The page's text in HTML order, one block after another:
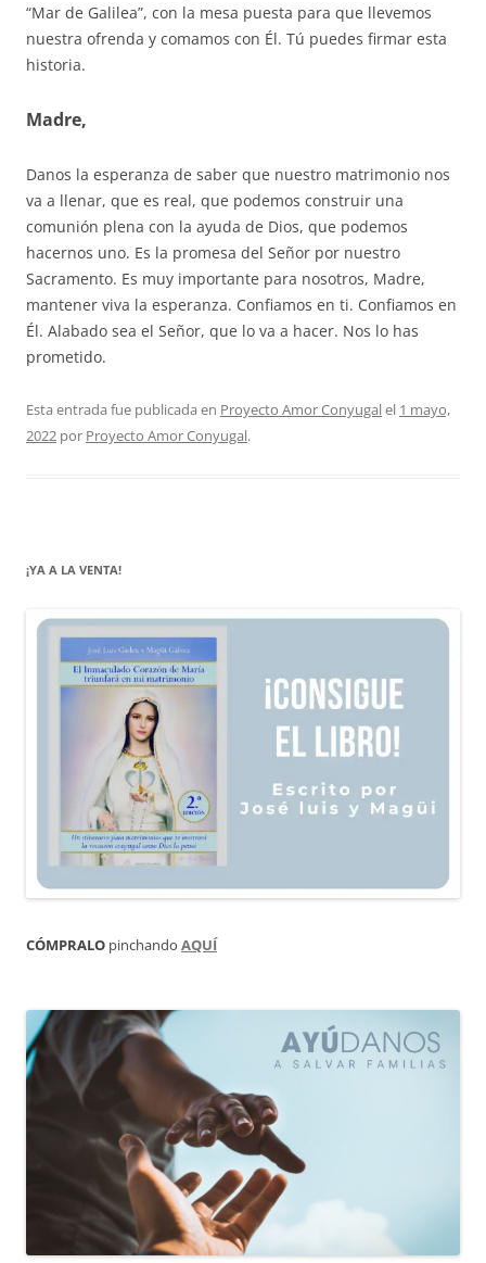
“Mar de Galilea”, con la mesa puesta para que llevemos
nuestra ofrenda y comamos con Él. Tú puedes firmar esta
historia.
Madre,
Danos la esperanza de saber que nuestro matrimonio nos
va a llenar, que es real, que podemos construir una
comunión plena con la ayuda de Dios, que podemos
hacernos uno. Es la promesa del Señor por nuestro
Sacramento. Es muy importante para nosotros, Madre,
mantener viva la esperanza. Confiamos en ti. Confiamos en
Él. Alabado sea el Señor, que lo va a hacer. Nos lo has
prometido.
Esta entrada fue publicada en Proyecto Amor Conyugalel 1 mayo,
2022 por Proyecto Amor Conyugal.
¡YA A LA VENTA!
CÓMPRALO pinchando AQUÍ